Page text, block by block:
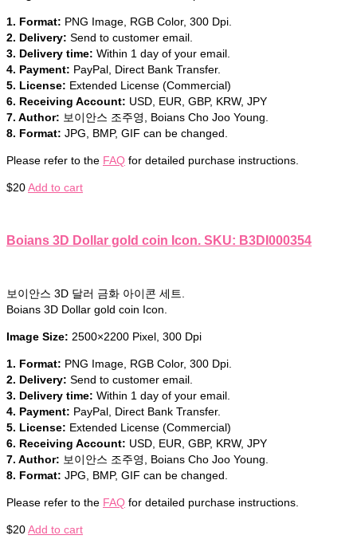
1. Format: PNG Image, RGB Color, 300 Dpi.
2. Delivery: Send to customer email.
3. Delivery time: Within 1 day of your email.
4. Payment: PayPal, Direct Bank Transfer.
5. License: Extended License (Commercial)
6. Receiving Account: USD, EUR, GBP, KRW, JPY
7. Author: 보이안스 조주영, Boians Cho Joo Young.
8. Format: JPG, BMP, GIF can be changed.
Please refer to the FAQ for detailed purchase instructions.
$20Add to cart
Boians 3D Dollar gold coin Icon. SKU: B3DI000354
보이안스 3D 달러 금화 아이콘 세트.
Boians 3D Dollar gold coin Icon.
Image Size: 2500×2200 Pixel, 300 Dpi
1. Format: PNG Image, RGB Color, 300 Dpi.
2. Delivery: Send to customer email.
3. Delivery time: Within 1 day of your email.
4. Payment: PayPal, Direct Bank Transfer.
5. License: Extended License (Commercial)
6. Receiving Account: USD, EUR, GBP, KRW, JPY
7. Author: 보이안스 조주영, Boians Cho Joo Young.
8. Format: JPG, BMP, GIF can be changed.
Please refer to the FAQ for detailed purchase instructions.
$20Add to cart